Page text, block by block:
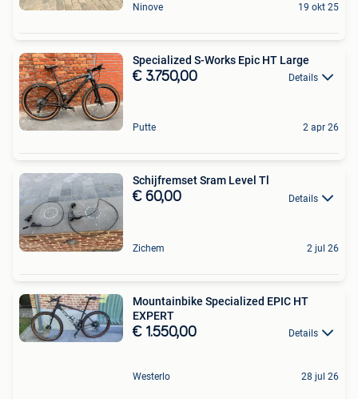
Ninove 19 okt 25
Specialized S-Works Epic HT Large
€ 3.750,00 Details
Putte 2 apr 26
Schijfremset Sram Level Tl
€ 60,00 Details
Zichem 2 jul 26
Mountainbike Specialized EPIC HT
EXPERT
€ 1.550,00 Details
Westerlo 28 jul 26